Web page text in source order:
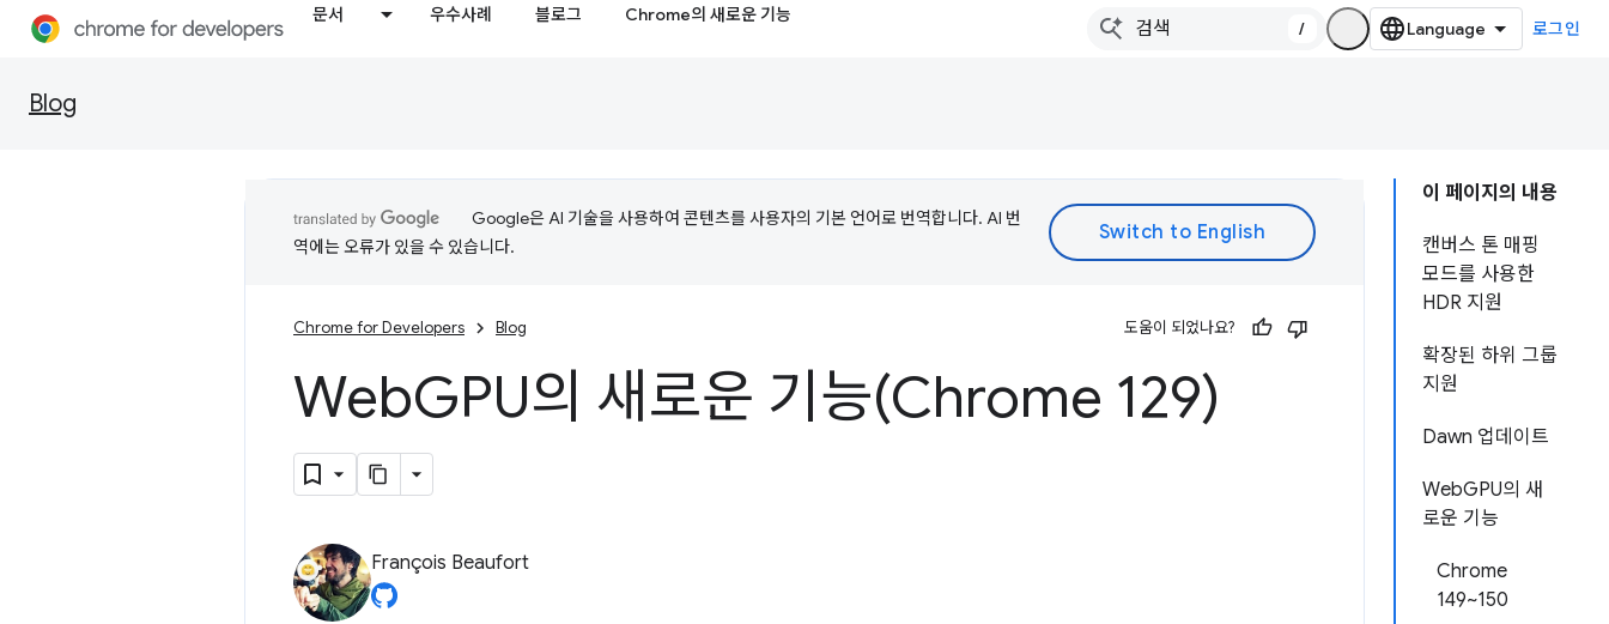
문서 우수사례 블로그 Chrome의 새로운 기능
/ 로그인
Blog
이 페이지의 내용
캔버스 톤 매핑
모드를 사용한
HDR 지원
확장된 하위 그룹
지원
Dawn 업데이트
WebGPU의 새
로운 기능
Chrome
149~150
Google은 AI 기술을 사용하여 콘텐츠를 사용자의 기본 언어로 번역합니다. AI 번
역에는 오류가 있을 수 있습니다.
Chrome for Developers Blog 도움이 되었나요?
WebGPU의 새로운 기능(Chrome 129)
François Beaufort